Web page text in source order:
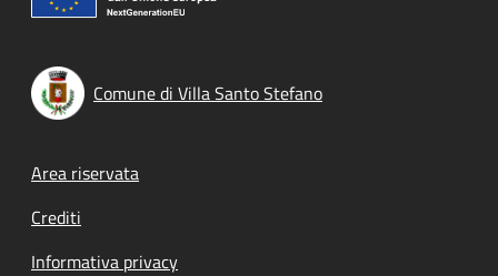
Comune di Villa Santo Stefano
Footer menu
Area riservata
Crediti
Informativa privacy